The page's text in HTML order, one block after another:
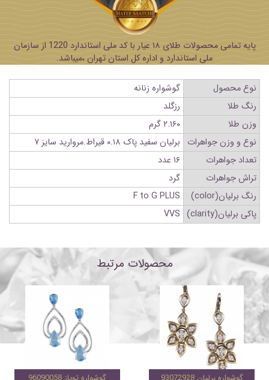
پایه تمامی محصولات طلای ۱۸ عیار با کد ملی استاندارد 1220 از سازمان
ملی استاندارد و اداره کل استان تهران ،میباشد.
نوع محصول
گوشواره زنانه
رنگ طلا
رزگلد
وزن طلا
۲.۱۶۰ گرم
نوع و وزن جواهرات
برلیان سفید پاک ۰.۱۸ قیراط.مروارید سایز ۷
تعداد جواهرات
۱۶ عدد
تراش جواهرات
گرد
رنگ برلیان(color)
F to G PLUS
پاکی برلیان(clarity)
VVS
محصولات مرتبط